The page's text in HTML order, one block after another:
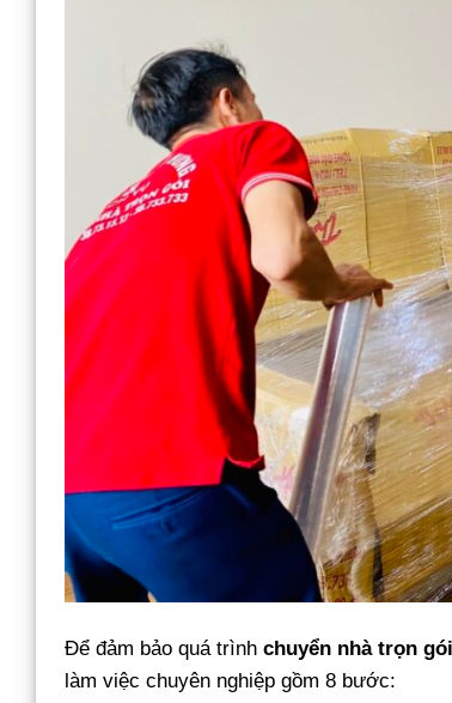
Để đảm bảo quá trình chuyển nhà trọn
làm việc chuyên nghiệp gồm 8 bước: